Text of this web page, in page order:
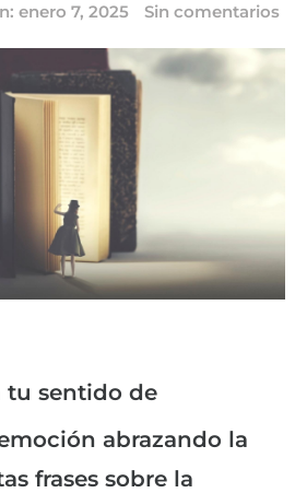
enero 7, 2025 Sin comentarios
tu sentido de
abrazando la
frases sobre la